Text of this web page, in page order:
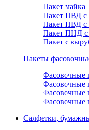
Пакет майка
Пакет ПВД с
Пакет ПВД с
Пакет ПНД с
Пакет с
Пакеты
Фасовочные
Фасовочные
Фасовочные
Фасовочные
Салфетки,